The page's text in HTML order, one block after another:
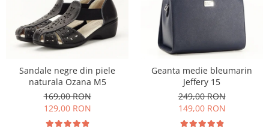
Sandale negre din piele
naturala Ozana M5
169,00 RON
129,00 RON
Geanta medie bleumarin
Jeffery 15
249,00 RON
149,00 RON